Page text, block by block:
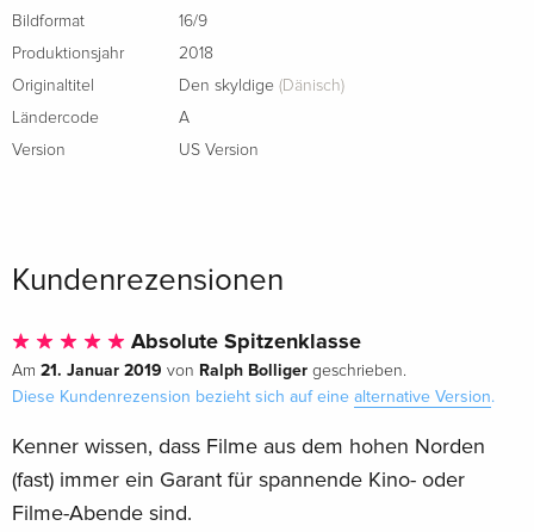
Bildformat
16/9
Produktionsjahr
2018
Originaltitel
Den skyldige (Dänisch)
Ländercode
A
Version
US Version
Kundenrezensionen
Absolute Spitzenklasse
Am 21. Januar 2019 von Ralph Bolliger geschrieben.
Diese Kundenrezension bezieht sich auf eine alternative Version.
Kenner wissen, dass Filme aus dem hohen Norden
(fast) immer ein Garant für spannende Kino- oder
Filme-Abende sind.